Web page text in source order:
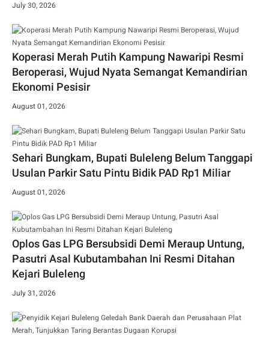
July 30, 2026
Koperasi Merah Putih Kampung Nawaripi Resmi
Beroperasi, Wujud Nyata Semangat Kemandirian
Ekonomi Pesisir
August 01, 2026
Sehari Bungkam, Bupati Buleleng Belum Tanggapi
Usulan Parkir Satu Pintu Bidik PAD Rp1 Miliar
August 01, 2026
Oplos Gas LPG Bersubsidi Demi Meraup Untung,
Pasutri Asal Kubutambahan Ini Resmi Ditahan
Kejari Buleleng
July 31, 2026